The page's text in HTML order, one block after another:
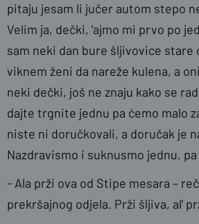
pitaju jesam li jučer autom stepo
Velim ja, dečki, 'ajmo mi prvo po
sam neki dan bure šljivovice stare
viknem ženi da nareže kulena, a
neki dečki, još ne znaju kako se
dajte trgnite jednu pa ćemo malo
niste ni doručkovali, a doručak je
Nazdravismo i suknusmo jednu,
- Ala prži ova od Stipe mesara –
prekršajnog odjela. Prži šljiva, al'